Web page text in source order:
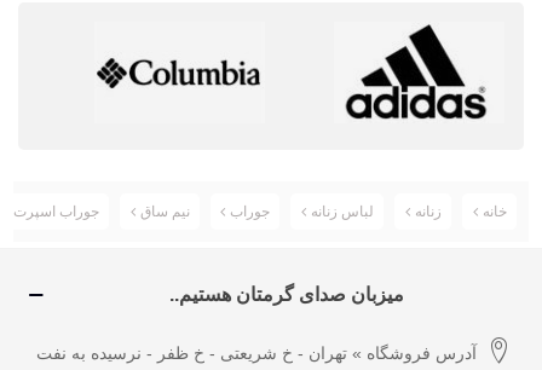
خانه زنانه لباس زنانه جوراب نیم ساق جوراب اسپرت
میزبان صدای گرمتان هستیم..
آدرس فروشگاه » تهران - خ شریعتی - خ ظفر - نرسیده به نفت